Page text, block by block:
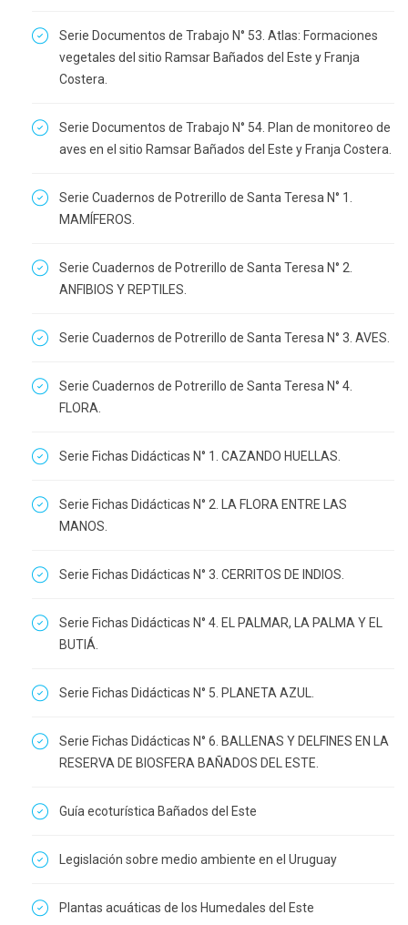
Serie Documentos de Trabajo N° 53. Atlas: Formaciones
vegetales del sitio Ramsar Bañados del Este y Franja
Costera.
Serie Documentos de Trabajo N° 54. Plan de monitoreo de
aves en el sitio Ramsar Bañados del Este y Franja Costera.
Serie Cuadernos de Potrerillo de Santa Teresa N° 1.
MAMÍFEROS.
Serie Cuadernos de Potrerillo de Santa Teresa N° 2.
ANFIBIOS Y REPTILES.
Serie Cuadernos de Potrerillo de Santa Teresa N° 3. AVES.
Serie Cuadernos de Potrerillo de Santa Teresa N° 4.
FLORA.
Serie Fichas Didácticas N° 1. CAZANDO HUELLAS.
Serie Fichas Didácticas N° 2. LA FLORA ENTRE LAS
MANOS.
Serie Fichas Didácticas N° 3. CERRITOS DE INDIOS.
Serie Fichas Didácticas N° 4. EL PALMAR, LA PALMA Y EL
BUTIÁ.
Serie Fichas Didácticas N° 5. PLANETA AZUL.
Serie Fichas Didácticas N° 6. BALLENAS Y DELFINES EN LA
RESERVA DE BIOSFERA BAÑADOS DEL ESTE.
Guía ecoturística Bañados del Este
Legislación sobre medio ambiente en el Uruguay
Plantas acuáticas de los Humedales del Este